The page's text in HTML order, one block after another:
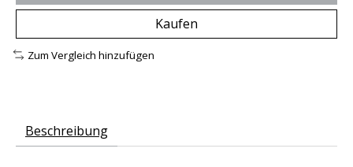
Kaufen
Zum Vergleich hinzufügen
Beschreibung